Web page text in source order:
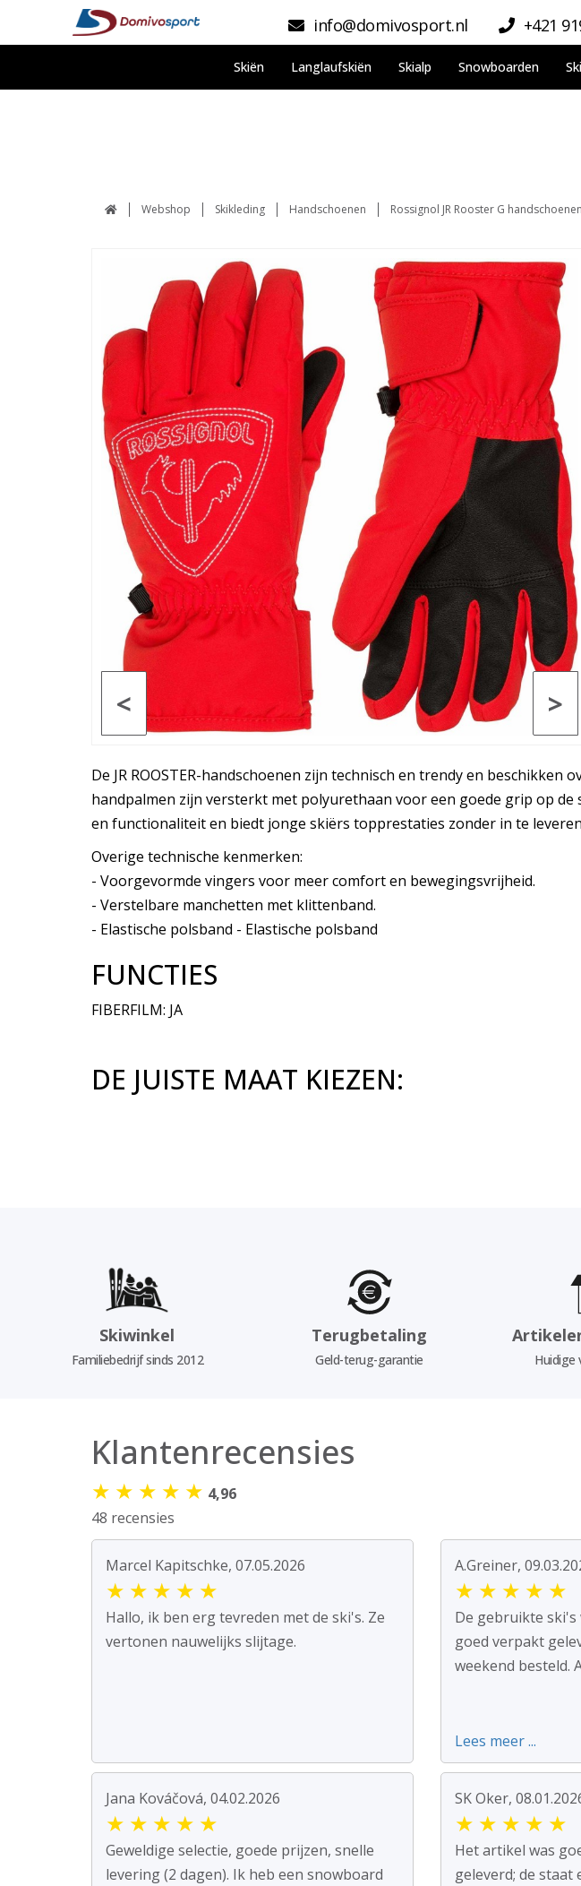
info@domivosport.nl +421
Skiën Langlaufskiën Skialp Snowboarden
Webshop Skikleding Handschoenen Rossignol JR Rooster G handschoenen
>
<
De JR ROOSTER-handschoenen zijn technisch en trendy en
handpalmen zijn versterkt met polyurethaan voor een goede grip op
en functionaliteit en biedt jonge skiërs topprestaties zonder in te
Overige technische kenmerken:
- Voorgevormde vingers voor meer comfort en bewegingsvrijheid.
- Verstelbare manchetten met klittenband.
- Elastische polsband - Elastische polsband
FUNCTIES
FIBERFILM: JA
DE JUISTE MAAT KIEZEN:
Skiwinkel
Familiebedrijf sinds 2012
Terugbetaling
Geld-terug-garantie Huidige
Klantenrecensies
★ ★ ★ ★ ★ 4,96
48 recensies
Marcel Kapitschke, 07.05.2026
★ ★ ★ ★ ★
Hallo, ik ben erg tevreden met de ski's. Ze
vertonen nauwelijks slijtage.
A.Greiner,
★ ★ ★ ★ ★
De gebruikte ski's
goed verpakt
weekend besteld.
Lees meer ...
Jana Kováčová, 04.02.2026
★ ★ ★ ★ ★
Geweldige selectie, goede prijzen, snelle
levering (2 dagen). Ik heb een snowboard
SK Oker,
★ ★ ★ ★ ★
Het artikel was
geleverd; de staat